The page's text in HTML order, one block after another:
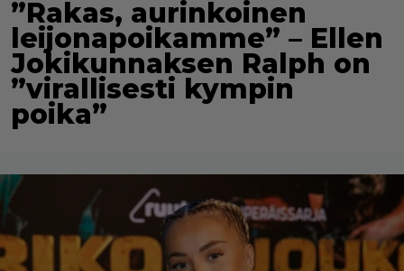
”Rakas, aurinkoinen
leijonapoikamme” – Ellen
Jokikunnaksen Ralph on
”virallisesti kympin
poika”